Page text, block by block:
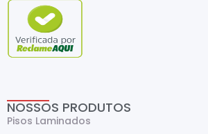
NOSSOS PRODUTOS
Pisos Laminados